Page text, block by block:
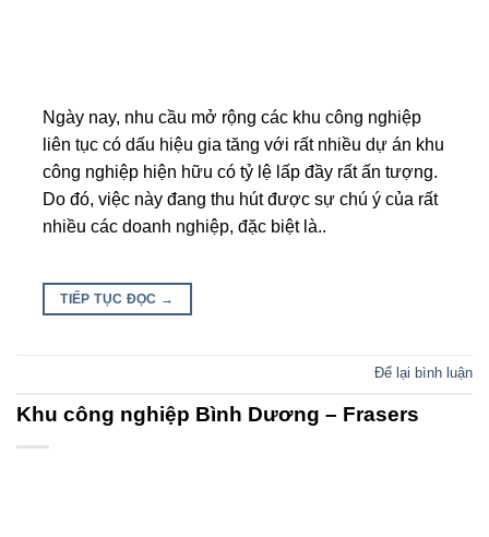
Ngày nay, nhu cầu mở rộng các khu công nghiệp
liên tục có dấu hiệu gia tăng với rất nhiều dự án khu
công nghiệp hiện hữu có tỷ lệ lấp đầy rất ấn tượng.
Do đó, việc này đang thu hút được sự chú ý của rất
nhiều các doanh nghiệp, đặc biệt là..
TIẾP TỤC ĐỌC →
Để lại bình luận
Khu công nghiệp Bình Dương – Frasers